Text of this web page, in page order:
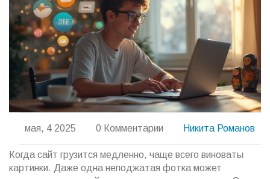
мая, 4 2025 0 Комментарии Никита Романов
Когда сайт грузится медленно, чаще всего виноваты
картинки. Даже одна неподжатая фотка может